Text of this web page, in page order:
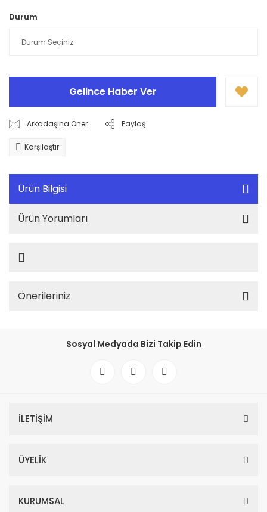
Durum
Gelince Haber Ver
Arkadaşına Öner Paylaş
Karşılaştır
Ürün Bilgisi
Ürün Yorumları
Önerileriniz
Sosyal Medyada Bizi Takip Edin
İLETİŞİM
ÜYELİK
KURUMSAL